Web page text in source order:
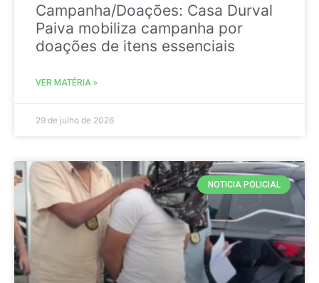
Campanha/Doações: Casa Durval
Paiva mobiliza campanha por
doações de itens essenciais
VER MATÉRIA »
29 de julho de 2026
NOTICIA POLICIAL